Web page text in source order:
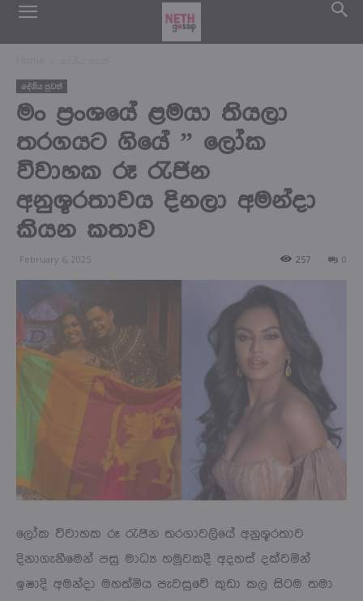
දේශිය පුවත්
මං ප්‍රංශයේ ළමයා තියලා
තරගයට ගියේ ” ලෝක
විවාහක රූ රැජින
අනුශූරතාවය දිනලා අමන්දා
කියන කතාව
February 6, 2025 0
257
ලෝක විවාහක රූ රැජින තරගාවලියේ අනුශූරතාව
දිනාගැනීමෙන් පසු මාධ්‍ය හමුවකදී අදහස් දක්වමින්
ඉෂාදි අමන්දා මහත්මිය පැවසුවේ කුඩා කල සිටම තමා